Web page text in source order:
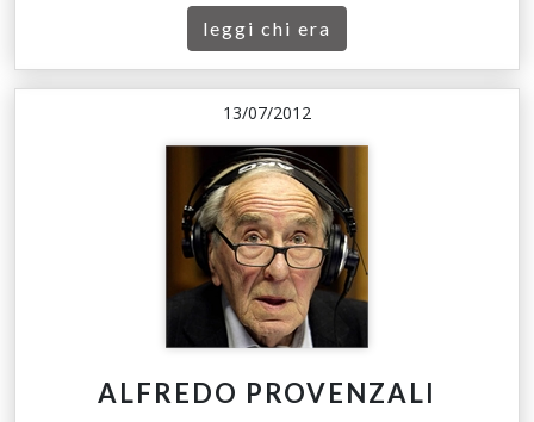
leggi chi era
13/07/2012
ALFREDO PROVENZALI